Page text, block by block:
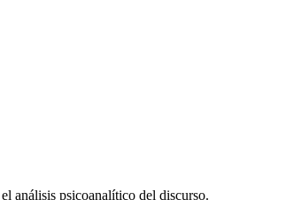
análisis psicoanalítico del discurso.